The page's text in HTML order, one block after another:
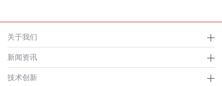
关于我们
新闻资讯
技术创新